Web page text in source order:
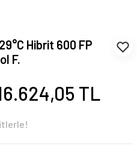
Hibrit 600 FP
F.
TL